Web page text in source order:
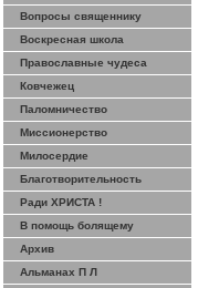
Вопросы священнику
Воскресная школа
Православные чудеса
Ковчежец
Паломничество
Миссионерство
Милосердие
Благотворительность
Ради ХРИСТА !
В помощь болящему
Архив
Альманах П Л